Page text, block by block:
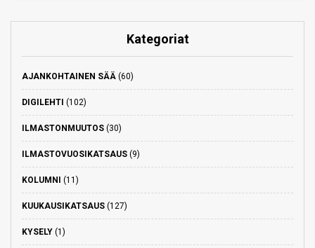
Kategoriat
AJANKOHTAINEN SÄÄ (60)
DIGILEHTI (102)
ILMASTONMUUTOS (30)
ILMASTOVUOSIKATSAUS (9)
KOLUMNI (11)
KUUKAUSIKATSAUS (127)
KYSELY (1)